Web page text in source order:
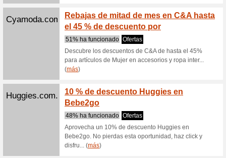
... (
Soriana.com
Hasta